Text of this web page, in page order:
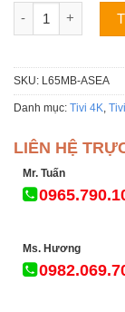
Tivi Xiaomi
SKU: L65MB-ASEA
Danh mục: Tivi 4K,
LIÊN HỆ
Mr. Tuấn
Ms. Hương